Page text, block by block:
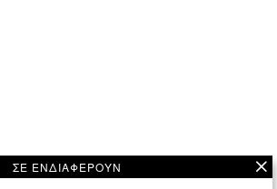
ΣΕ ΕΝΔΙΑΦΕΡΟΥΝ